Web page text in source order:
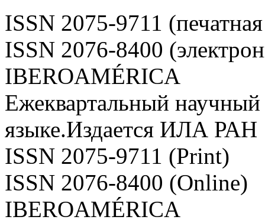
ISSN 2075-9711
ISSN 2076-8400
IBEROAMÉRICA
Ежеквартальный
языке.Издается ИЛА РАН
ISSN 2075-9711 (Print)
ISSN 2076-8400 (Online)
IBEROAMÉRICA